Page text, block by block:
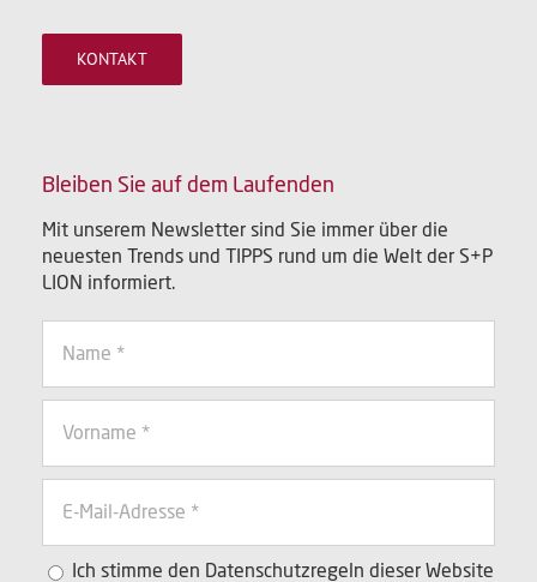
KONTAKT
Bleiben Sie auf dem Laufenden
Mit unserem Newsletter sind Sie immer über die
neuesten Trends und TIPPS rund um die Welt der S+P
LION informiert.
Ich stimme den Datenschutzregeln dieser Website